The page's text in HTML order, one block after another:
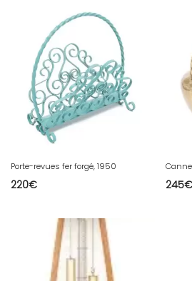
Porte-revues fer forgé, 1950
220€ 245€